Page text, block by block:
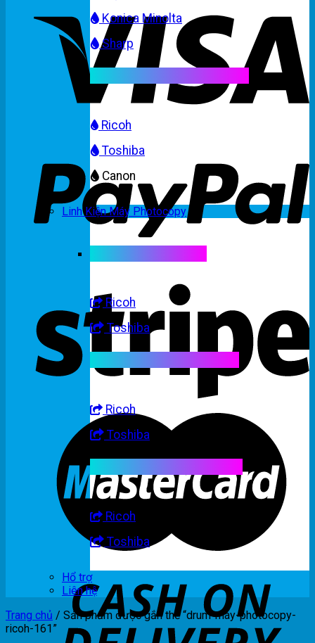
Konica Minolta
Sharp
Ricoh
Toshiba
Canon
Linh Kiện Máy Photocopy
Ricoh
Toshiba
Ricoh
Toshiba
Ricoh
Toshiba
Hổ trợ
Liên hệ
Trang chủ / Sản phẩm được gắn thẻ “drum-may-photocopy-
ricoh-161”